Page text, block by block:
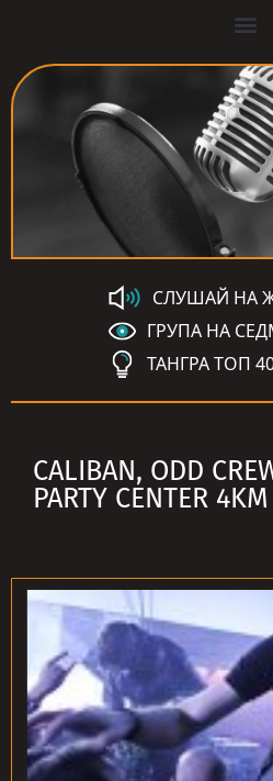
СЛУШАЙ НА
ГРУПА НА
ТАНГРА ТОП
CALIBAN, ODD
PARTY CENTER 4KM